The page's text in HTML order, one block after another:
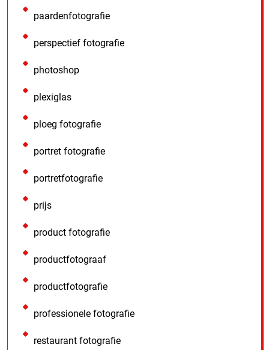
paardenfotografie
perspectief fotografie
photoshop
plexiglas
ploeg fotografie
portret fotografie
portretfotografie
prijs
product fotografie
productfotograaf
productfotografie
professionele fotografie
restaurant fotografie